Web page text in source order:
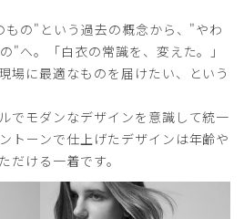
体重:61-65kg
がXLを購入しましたが、サイズ感
地もよく、シンプルなデザインで大
の"という過去の概念から、"やわ
"へ。「白衣の常識を、変えた。」
場に最適なものを届けたい、という
でモダンなデザインを意識して統一
トーンで仕上げたデザインは年齢や
だける一着です。